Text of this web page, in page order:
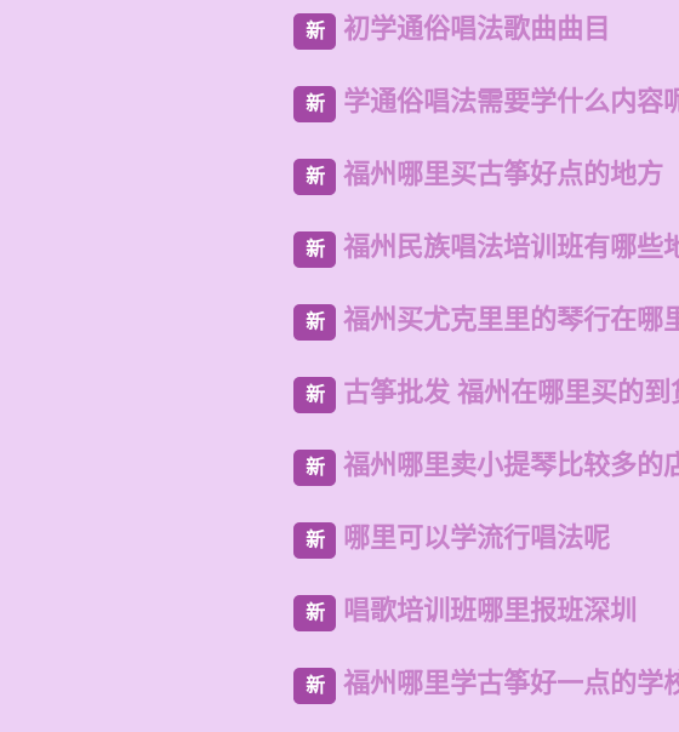
新 初学通俗唱法歌曲曲目
新 学通俗唱法需要学什么内容
新 福州哪里买古筝好点的地方
新 福州民族唱法培训班有哪些
新 福州买尤克里里的琴行在哪
新 古筝批发 福州在哪里买的到
新 福州哪里卖小提琴比较多的
新 哪里可以学流行唱法呢
新 唱歌培训班哪里报班深圳
新 福州哪里学古筝好一点的学